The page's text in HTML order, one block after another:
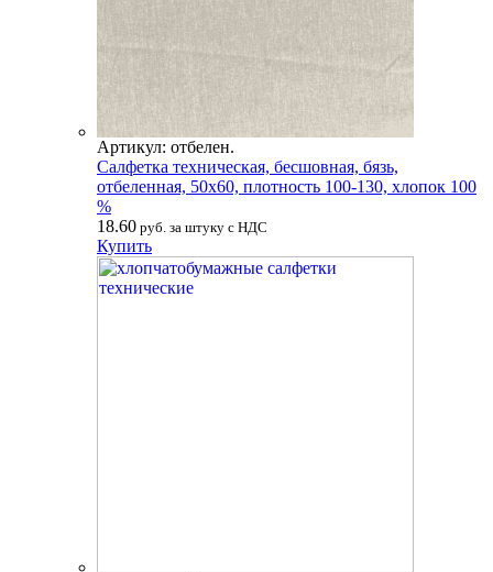
Артикул: отбелен.
Салфетка техническая, бесшовная, бязь,
отбеленная, 50х60, плотность 100-130, хлопок 100
%
18.60 руб. за штуку с НДС
Купить